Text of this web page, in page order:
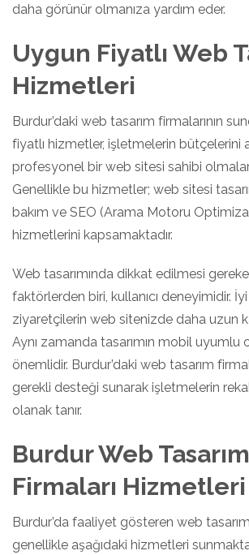
daha görünür olmanıza yardım eder.
Uygun Fiyatlı Web
Hizmetleri
Burdur’daki web tasarım firmalarının
fiyatlı hizmetler, işletmelerin bütçelerini
profesyonel bir web sitesi sahibi
Genellikle bu hizmetler; web sitesi
bakım ve SEO (Arama Motoru
hizmetlerini kapsamaktadır.
Web tasarımında dikkat edilmesi
faktörlerden biri, kullanıcı deneyimidir. İyi
ziyaretçilerin web sitenizde daha uzun
Aynı zamanda tasarımın mobil uyumlu
önemlidir. Burdur’daki web tasarım
gerekli desteği sunarak işletmelerin
olanak tanır.
Burdur Web Tasarım
Firmaları Hizmetleri
Burdur’da faaliyet gösteren web
genellikle aşağıdaki hizmetleri